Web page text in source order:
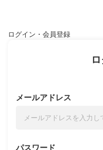
ログイン・会員登録
メールアドレス
パスワード